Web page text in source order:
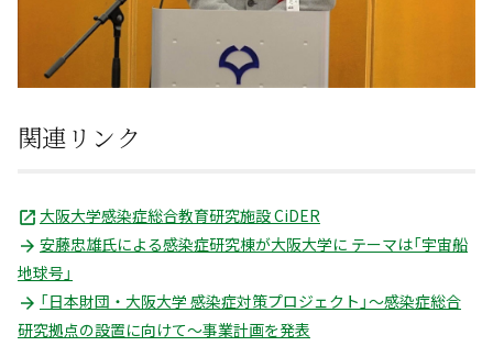
関連リンク
大阪大学感染症総合教育研究施設 CiDER
安藤忠雄氏による感染症研究棟が大阪大学に テーマは「宇宙船
地球号」
「日本財団・大阪大学 感染症対策プロジェクト」～感染症総合
研究拠点の設置に向けて～事業計画を発表